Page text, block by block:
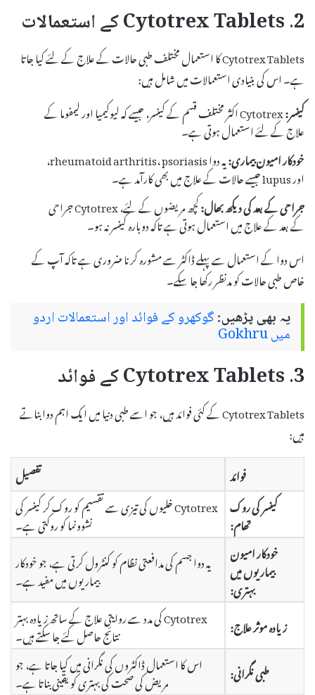
2. Cytotrex Tablets کے استعمالات
Cytotrex Tablets کا استعمال مختلف طبی حالات کے علاج کے لئے کیا جاتا
ہے۔ اس کی بنیادی استعمالات میں شامل ہیں:
کینسر:
Cytotrex اکثر مختلف قسم کے کینسر، جیسے کہ لیوکیمیا اور لیمفوما کے
علاج کے لئے استعمال ہوتی ہے۔
خودکار امیون بیماری:
یہ دوا rheumatoid arthritis، psoriasis،
اور lupus جیسے حالات کے علاج میں بھی کارآمد ہے۔
جراحی کے بعد کی دیکھ بھال:
کچھ مریضوں کے لئے، Cytotrex جراحی
کے بعد کے علاج میں استعمال ہوتی ہے تاکہ دوبارہ کینسر نہ ہو۔
اس دوا کے استعمال سے پہلے ڈاکٹر سے مشورہ کرنا ضروری ہے تاکہ آپ کے
خاص طبی حالات کو مدنظر رکھا جا سکے۔
یہ بھی پڑھیں:گوکھرو کے فوائد اور استعمالات اردو
میں Gokhru
3. Cytotrex Tablets کے فوائد
Cytotrex Tablets کے کئی فوائد ہیں، جو اسے طبی دنیا میں ایک اہم دوا بناتے
ہیں:
فوائد
تفصیل
کینسر کی روک
تھام:
Cytotrex خلیوں کی تیزی سے تقسیم کو روک کر کینسر کی
نشوونما کو روکتی ہے۔
خودکار امیون
بیماریوں میں
بہتری:
یہ دوا جسم کی مدافعتی نظام کو کنٹرول کرتی ہے، جو خودکار
بیماریوں میں مفید ہے۔
زیادہ موثر علاج:
Cytotrex کی مدد سے روایتی علاج کے ساتھ زیادہ بہتر
نتائج حاصل کئے جا سکتے ہیں۔
طبی نگرانی:
اس کا استعمال ڈاکٹروں کی نگرانی میں کیا جاتا ہے، جو
مریض کی صحت کی بہتری کو یقینی بناتا ہے۔